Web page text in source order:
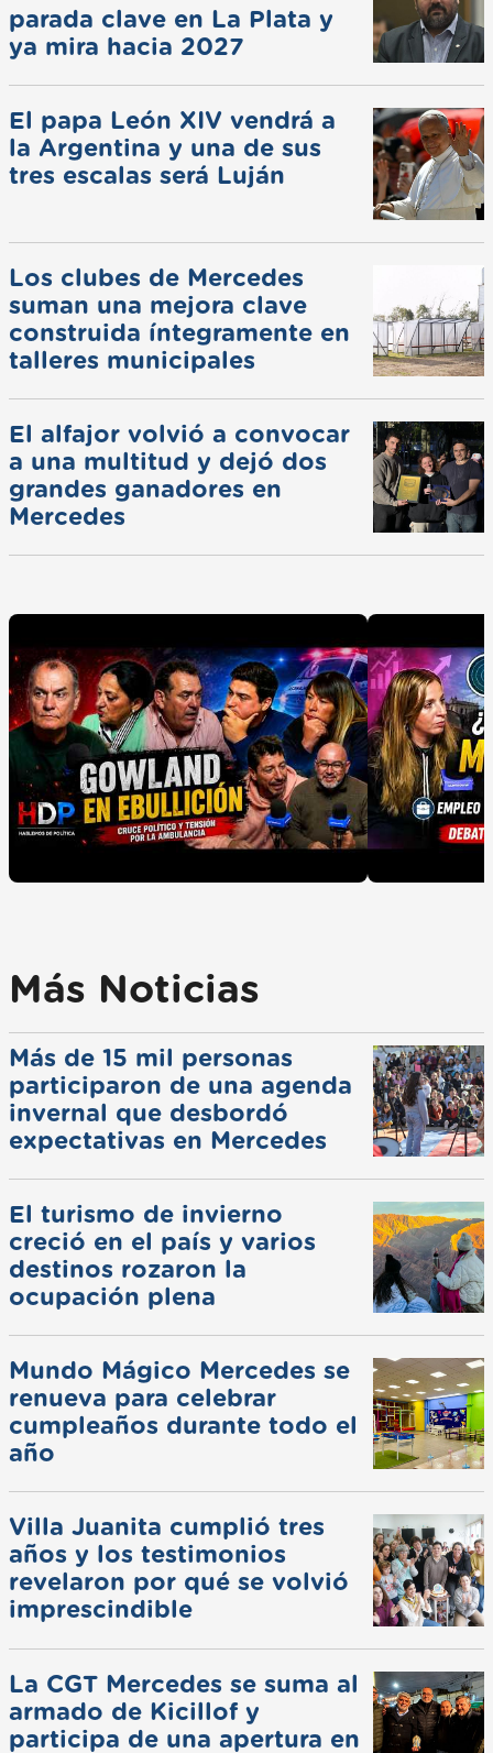
parada clave en La Plata y
ya mira hacia 2027
El papa León XIV vendrá a
la Argentina y una de sus
tres escalas será Luján
Los clubes de Mercedes
suman una mejora clave
construida íntegramente en
talleres municipales
El alfajor volvió a convocar
a una multitud y dejó dos
grandes ganadores en
Mercedes
Más Noticias
Más de 15 mil personas
participaron de una agenda
invernal que desbordó
expectativas en Mercedes
El turismo de invierno
creció en el país y varios
destinos rozaron la
ocupación plena
Mundo Mágico Mercedes se
renueva para celebrar
cumpleaños durante todo el
año
Villa Juanita cumplió tres
años y los testimonios
revelaron por qué se volvió
imprescindible
La CGT Mercedes se suma al
armado de Kicillof y
participa de una apertura en